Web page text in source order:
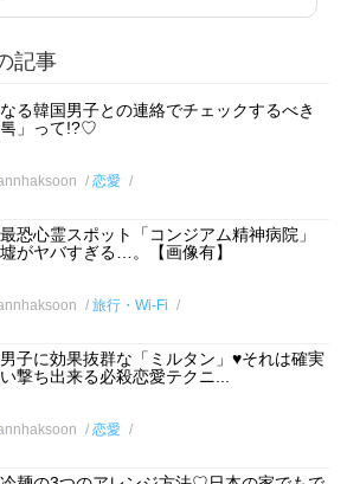
記事
る韓国男子との連絡でチェックするべき
톡」って!?♡
恋愛
恐心霊スポット「コンジアム精神病院」
がヤバすぎる…。【画像有】
旅行・Wi-Fi
子に効果抜群な「ミルタン」♥それは確実
撃ち出来る必殺恋愛テクニ...
恋愛